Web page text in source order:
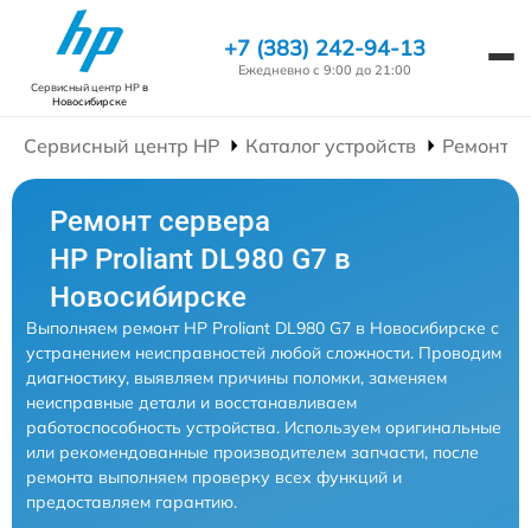
Сервисный центр HPв
Новосибирске
+7 (383) 242-94-13
Ежедневно с 9:00 до 21:00
Сервисный центр HP Каталог устройств Ремонт
Ремонт сервера
HP Proliant DL980 G7 в
Новосибирске
Выполняем ремонт HP Proliant DL980 G7 в Новосибирске с
устранением неисправностей любой сложности. Проводим
диагностику, выявляем причины поломки, заменяем
неисправные детали и восстанавливаем
работоспособность устройства. Используем оригинальные
или рекомендованные производителем запчасти, после
ремонта выполняем проверку всех функций и
предоставляем гарантию.